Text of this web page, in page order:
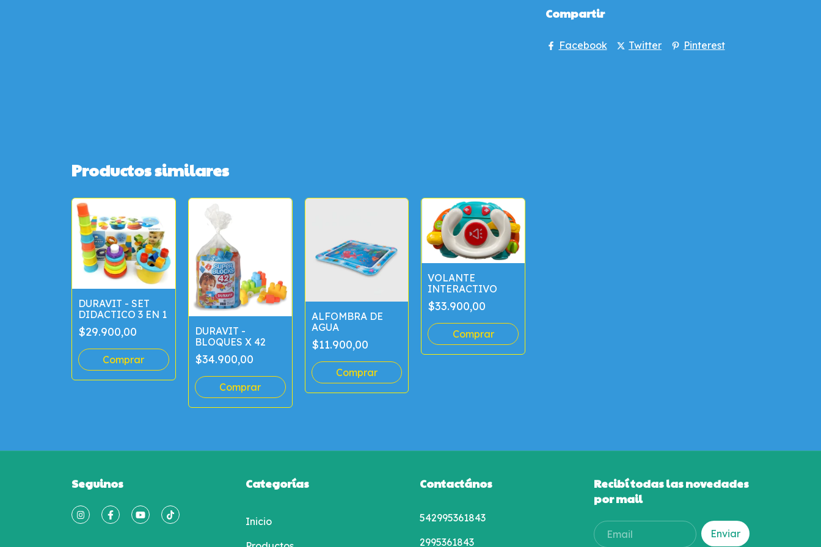
Compartir
Facebook Twitter Pinterest
Productos similares
DURAVIT - SET
DIDACTICO 3 EN 1
$29.900,00
DURAVIT -
BLOQUES X 42
$34.900,00
ALFOMBRA DE
AGUA
$11.900,00
VOLANTE
INTERACTIVO
$33.900,00
Seguinos Categorías
Inicio
Contactános
542995361843
2995361843
Recibí todas las novedades
por mail